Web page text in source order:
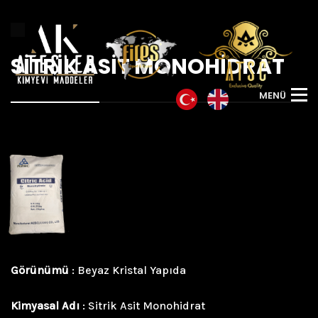
MENÜ
SİTRİK ASİT MONOHİDRAT
Görünümü : Beyaz Kristal Yapıda
Kimyasal Adı : Sitrik Asit Monohidrat